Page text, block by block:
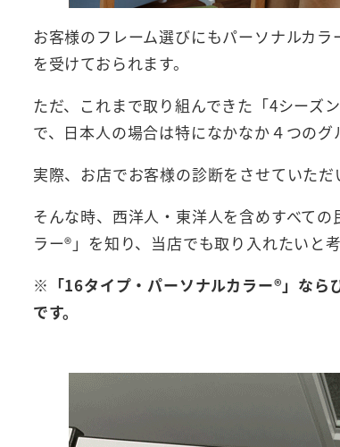
お客様のフレーム選びにもパーソナルカ
を受けておられます。
ただ、これまで取り組んできた「4シーズ
で、日本人の場合は特になかなか４つの
実際、お店でお客様の診断をさせていた
そんな時、西洋人・東洋人を含めすべて
ラー®」を知り、当店でも取り入れたいと
※「16タイプ・パーソナルカラー®」なら
です。